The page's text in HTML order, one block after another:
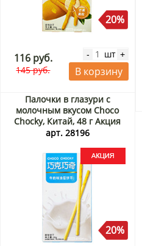
20%
116 руб.
145 руб.
- шт +
В корзину
Палочки в глазури с
молочным вкусом Choco
Chocky, Китай, 48 г Акция
арт. 28196
20%